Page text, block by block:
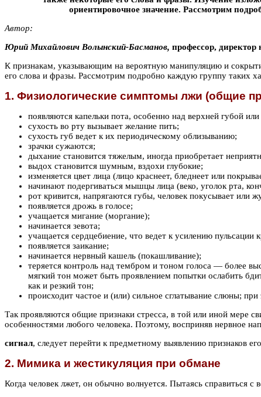
ориентировочное значение. Рассмотрим
Автор:
Юpий Миxaйлович Boлынcкий-Бacманoв, профеccор,
К признакам, указывающим на вероятную манипуляцию и
его слова и фразы. Рассмотрим подробно каждую группу таких
1. Физиологические симптомы лжи (общие
появляются капельки пота, особенно над верхней губой или
сухость во рту вызывает желание пить;
сухость губ ведет к их периодическому облизыванию;
зрачки сужаются;
дыхание становится тяжелым, иногда приобретает
выдох становится шумным, вздохи глубокие;
изменяется цвет лица (лицо краснеет, бледнеет или
начинают подергиваться мышцы лица (веко, уголок рта,
рот кривится, напрягаются губы, человек покусывает или
появляется дрожь в голосе;
учащается мигание (моргание);
начинается зевота;
учащается сердцебиение, что ведет к усилению пульсации
появляется заикание;
начинается нервный кашель (покашливание);
теряется контроль над тембром и тоном голоса — более
мягкий тон может быть проявлением попытки ослабить
как и резкий тон;
происходит частое и (или) сильное сглатывание слюны;
Так проявляются общие признаки стресса, в той или иной мере
особенностями любого человека. Поэтому, восприняв нервное
сигнал, следует перейти к предметному выявлению признаков
2. Мимика и жестикуляция при обмане
Когда человек лжет, он обычно волнуется. Пытаясь справиться